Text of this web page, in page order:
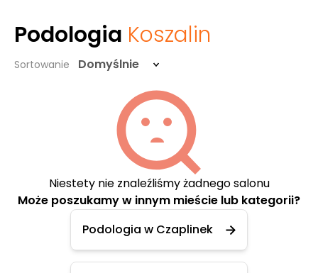
Podologia Koszalin
Sortowanie Domyślnie
Niestety nie znaleźliśmy żadnego salonu
Może poszukamy w innym mieście lub kategorii?
Podologia w Czaplinek